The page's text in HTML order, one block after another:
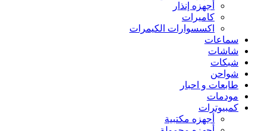
أجهزه إنذار
كاميرات
اكسسوارات الكيمرات
سماعات
شاشات
شبكات
شواحن
طابعات و احبار
مودمات
كمبيوترات
أجهزه مكتبية